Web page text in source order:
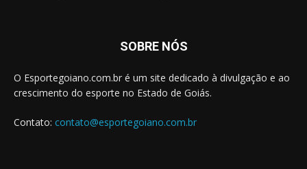
SOBRE NÓS
O Esportegoiano.com.br é um site dedicado à divulgação e ao
crescimento do esporte no Estado de Goiás.
Contato: contato@esportegoiano.com.br